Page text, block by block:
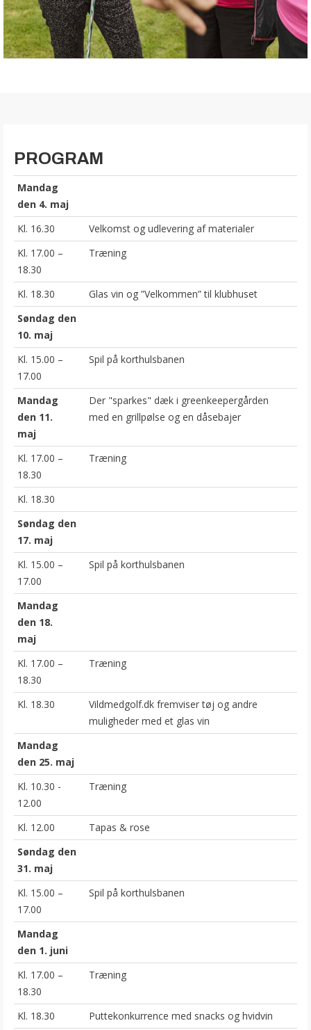
PROGRAM
Mandag
den 4. maj
Kl. 16.30
Velkomst og udlevering af materialer
Kl. 17.00 –
18.30
Træning
Kl. 18.30
Glas vin og ”Velkommen” til klubhuset
Søndag den
10. maj
Kl. 15.00 –
17.00
Spil på korthulsbanen
Mandag
den 11.
maj
Der "sparkes" dæk i greenkeepergården
med en grillpølse og en dåsebajer
Kl. 17.00 –
18.30
Træning
Kl. 18.30
Søndag den
17. maj
Kl. 15.00 –
17.00
Spil på korthulsbanen
Mandag
den 18.
maj
Kl. 17.00 –
18.30
Træning
Kl. 18.30
Vildmedgolf.dk fremviser tøj og andre
muligheder med et glas vin
Mandag
den 25. maj
Kl. 10.30 -
12.00
Træning
Kl. 12.00
Tapas & rose
Søndag den
31. maj
Kl. 15.00 –
17.00
Spil på korthulsbanen
Mandag
den 1. juni
Kl. 17.00 –
18.30
Træning
Kl. 18.30 Puttekonkurrence med snacks og hvidvin